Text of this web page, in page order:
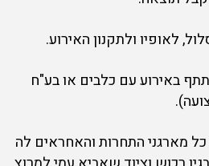
באירוע עם כלבים או בע"ח
כל מארגני התחרות והאחראים לה